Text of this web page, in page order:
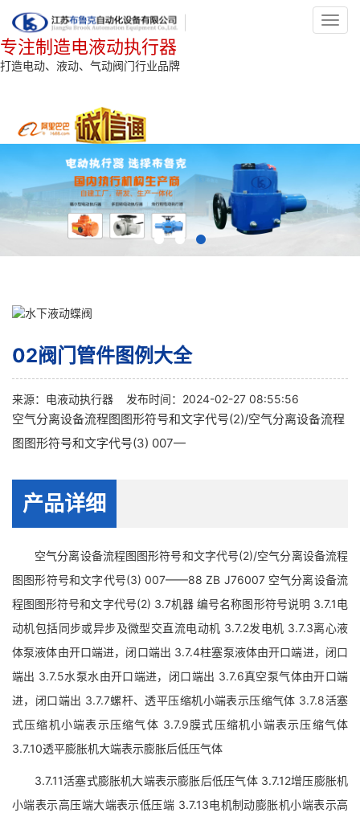
专注制造电液动执行器
打造电动、液动、气动阀门行业品牌
02阀门管件图例大全
来源： 电液动执行器 发布时间：2024-02-27 08:55:56
空气分离设备流程图图形符号和文字代号(2)/空气分离设备流程
图图形符号和文字代号(3) 007—
产品详细
空气分离设备流程图图形符号和文字代号(2)/空气分离设备流程
图图形符号和文字代号(3) 007——88 ZB J76007 空气分离设备流
程图图形符号和文字代号(2) 3.7机器 编号名称图形符号说明 3.7.1电
动机包括同步或异步及微型交直流电动机 3.7.2发电机 3.7.3离心液
体泵液体由开口端进，闭口端出 3.7.4柱塞泵液体由开口端进，闭口
端出 3.7.5水泵水由开口端进，闭口端出 3.7.6真空泵气体由开口端
进，闭口端出 3.7.7螺杆、透平压缩机小端表示压缩气体 3.7.8活塞
式压缩机小端表示压缩气体 3.7.9膜式压缩机小端表示压缩气体
3.7.10透平膨胀机大端表示膨胀后低压气体
3.7.11活塞式膨胀机大端表示膨胀后低压气体 3.7.12增压膨胀机
小端表示高压端大端表示低压端 3.7.13电机制动膨胀机小端表示高